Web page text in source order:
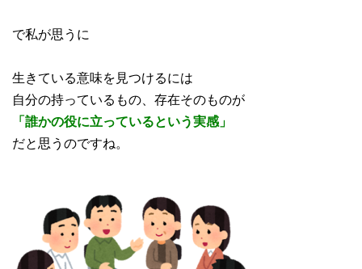
で私が思うに
生きている意味を見つけるには
自分の持っているもの、存在そのものが
「誰かの役に立っているという実感」
だと思うのですね。